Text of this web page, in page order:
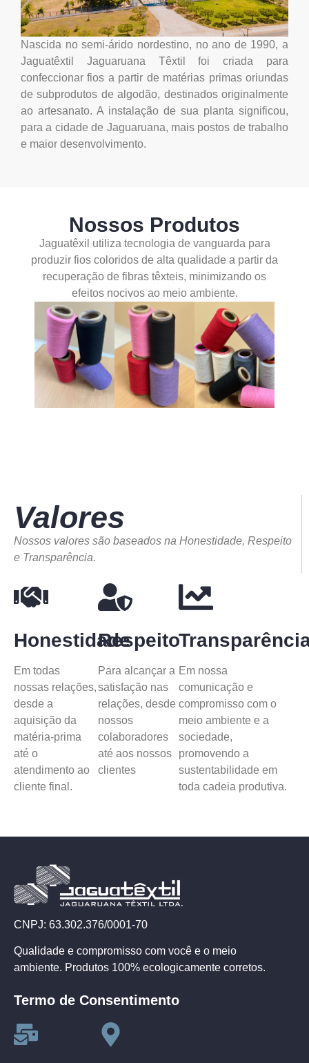
Nascida no semi-árido nordestino, no ano de 1990, a
Jaguatêxtil Jaguaruana Têxtil foi criada para
confeccionar fios a partir de matérias primas oriundas
de subprodutos de algodão, destinados originalmente
ao artesanato. A instalação de sua planta significou,
para a cidade de Jaguaruana, mais postos de trabalho
e maior desenvolvimento.
Nossos Produtos
Jaguatêxil utiliza tecnologia de vanguarda para
produzir fios coloridos de alta qualidade a partir da
recuperação de fibras têxteis, minimizando os
efeitos nocivos ao meio ambiente.
Valores
Nossos valores são baseados na Honestidade, Respeito
e Transparência.
Honestidade
Em todas
nossas relações,
desde a
aquisição da
matéria-prima
até o
atendimento ao
cliente final.
Respeito
Para alcançar a
satisfação nas
relações, desde
nossos
colaboradores
até aos nossos
clientes
Em nossa
comunicação e
compromisso com o
meio ambiente e a
sociedade,
promovendo a
sustentabilidade em
toda cadeia produtiva.
CNPJ: 63.302.376/0001-70
Qualidade e compromisso com você e o meio
ambiente. Produtos 100% ecologicamente corretos.
Termo de Consentimento